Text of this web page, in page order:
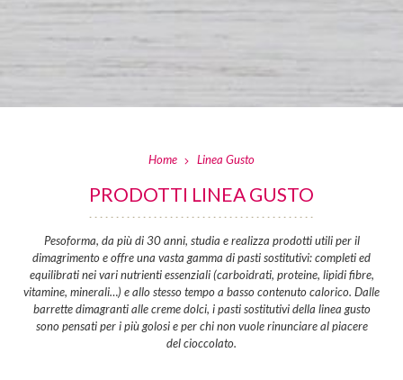
Home Linea Gusto
PRODOTTI LINEA GUSTO
Pesoforma, da più di 30 anni, studia e realizza prodotti utili per il
dimagrimento e offre una vasta gamma di pasti sostitutivi: completi ed
equilibrati nei vari nutrienti essenziali (carboidrati, proteine, lipidi fibre,
vitamine, minerali…) e allo stesso tempo a basso contenuto calorico. Dalle
barrette dimagranti alle creme dolci, i pasti sostitutivi della linea gusto
sono pensati per i più golosi e per chi non vuole rinunciare al piacere
del cioccolato.